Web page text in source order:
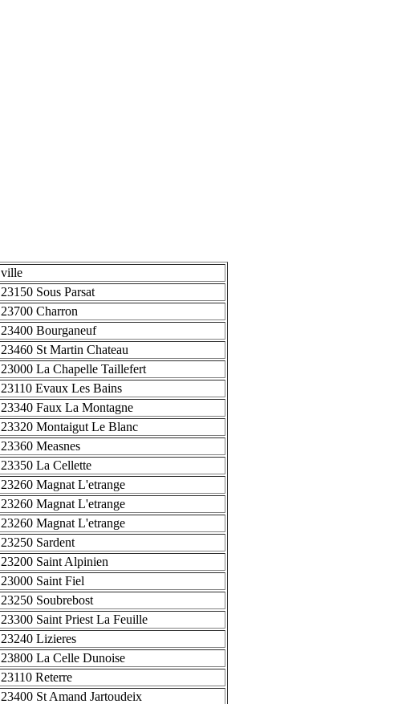
ville
23150 Sous Parsat
23700 Charron
23400 Bourganeuf
23460 St Martin Chateau
23000 La Chapelle Taillefert
23110 Evaux Les Bains
23340 Faux La Montagne
23320 Montaigut Le Blanc
23360 Measnes
23350 La Cellette
23260 Magnat L'etrange
23260 Magnat L'etrange
23260 Magnat L'etrange
23250 Sardent
23200 Saint Alpinien
23000 Saint Fiel
23250 Soubrebost
23300 Saint Priest La Feuille
23240 Lizieres
23800 La Celle Dunoise
23110 Reterre
23400 St Amand Jartoudeix